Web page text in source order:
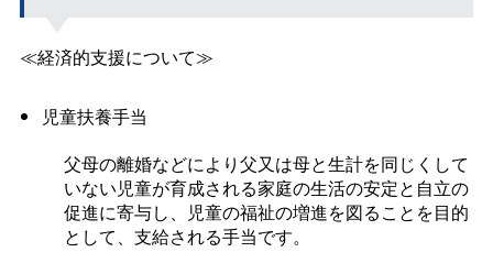
≪経済的支援について≫
児童扶養手当
父母の離婚などにより父又は母と生計を同じくして
いない児童が育成される家庭の生活の安定と自立の
促進に寄与し、児童の福祉の増進を図ることを目的
として、支給される手当です。